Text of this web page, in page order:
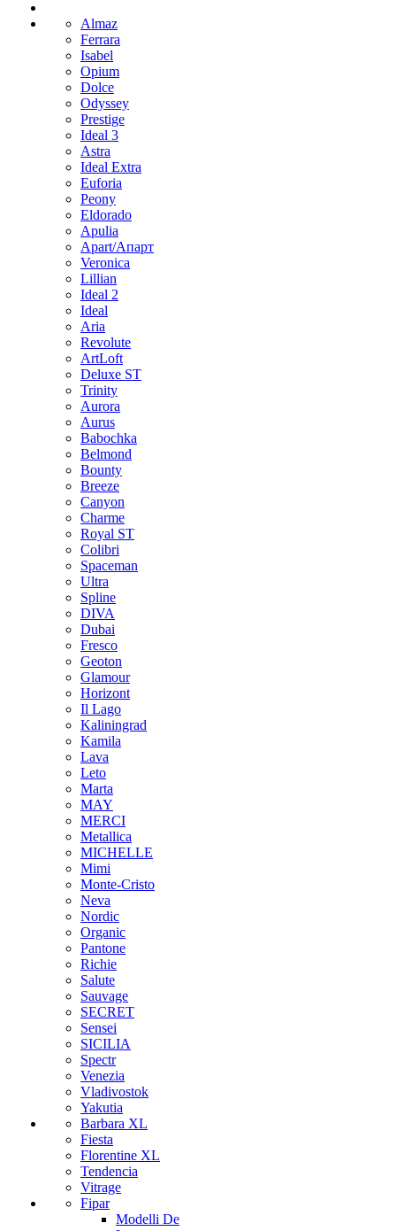
Almaz
Ferrara
Isabel
Opium
Dolce
Odyssey
Prestige
Ideal 3
Astra
Ideal Extra
Euforia
Peony
Eldorado
Apulia
Apart/Апарт
Veronica
Lillian
Ideal 2
Ideal
Aria
Revolute
ArtLoft
Deluxe ST
Trinity
Aurora
Aurus
Babochka
Belmond
Bounty
Breeze
Canуon
Charme
Royal ST
Colibri
Spaceman
Ultra
Spline
DIVA
Dubai
Fresco
Geoton
Glamour
Horizont
Il Lago
Kaliningrad
Kamila
Lava
Leto
Marta
MAY
MERCI
Metallica
MICHELLE
Mimi
Monte-Cristo
Neva
Nordic
Organic
Pantone
Richie
Salute
Sauvage
SECRET
Sensei
SICILIA
Spectr
Venezia
Vladivostok
Yakutia
Barbara XL
Fiesta
Florentine XL
Tendencia
Vitrage
Fipar
Modelli De